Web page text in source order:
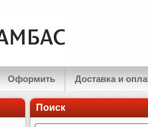
Оформить Доставка и
Поиск